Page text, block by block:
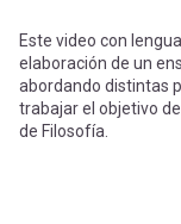
a
mi
Este video con
elaboración de un
abordando distintas
trabajar el objetivo
de Filosofía.